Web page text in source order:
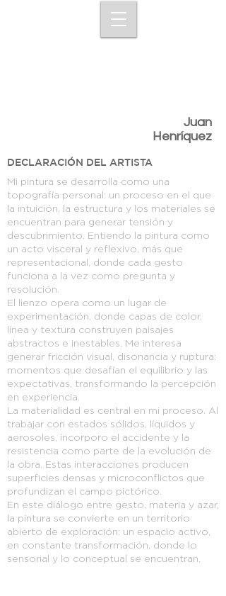
Juan
Henríquez
DECLARACIÓN DEL ARTISTA
Mi pintura se desarrolla como una
topografía personal: un proceso en el que
la intuición, la estructura y los materiales se
encuentran para generar tensión y
descubrimiento. Entiendo la pintura como
un acto visceral y reflexivo, más que
representacional, donde cada gesto
funciona a la vez como pregunta y
resolución.
El lienzo opera como un lugar de
experimentación, donde capas de color,
línea y textura construyen paisajes
abstractos e inestables. Me interesa
generar fricción visual, disonancia y ruptura:
momentos que desafían el equilibrio y las
expectativas, transformando la percepción
en experiencia.
La materialidad es central en mi proceso. Al
trabajar con estados sólidos, líquidos y
aerosoles, incorporo el accidente y la
resistencia como parte de la evolución de
la obra. Estas interacciones producen
superficies densas y microconflictos que
profundizan el campo pictórico.
En este diálogo entre gesto, materia y azar,
la pintura se convierte en un territorio
abierto de exploración: un espacio activo,
en constante transformación, donde lo
sensorial y lo conceptual se encuentran.